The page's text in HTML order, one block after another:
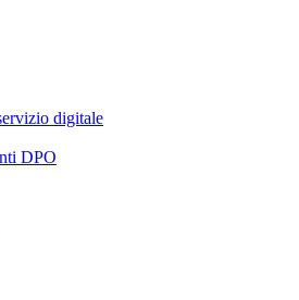
digitale
DPO